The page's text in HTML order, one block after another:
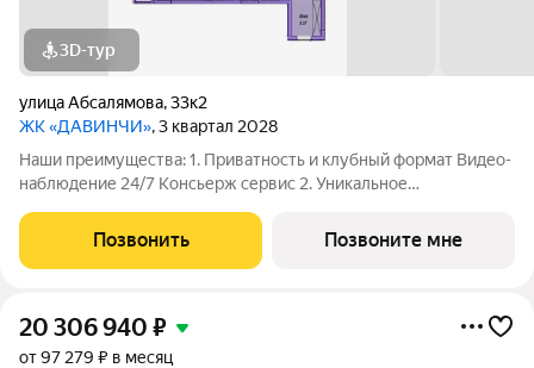
3D-тур
улица Абсалямова,33к2
ЖК «ДАВИНЧИ», 3 квартал 2028
Наши преимущества: 1. Приватность и клубный формат Видео-
наблюдение 24/7 Консьерж сервис 2. Уникальное
этаже Библиотека Спортивная зона Детский уголок 3.
Комфортный паркинг Закрытый паркинг на 1
Позвонить Позвоните мне
20 306 940 ₽
от 97 279 ₽ в месяц